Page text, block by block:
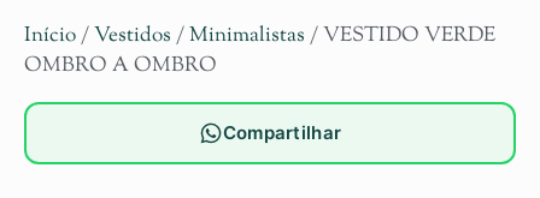
Início/Vestidos /Minimalistas / VESTIDO VERDE
OMBRO A OMBRO
Compartilhar